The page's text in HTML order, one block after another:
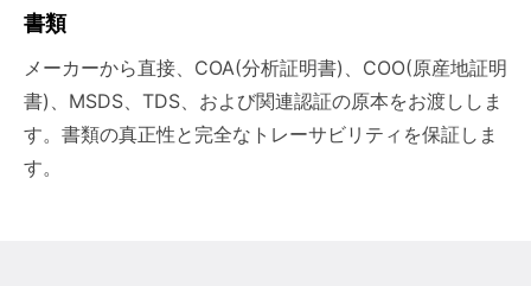
書類
メーカーから直接、COA(分析証明書)、COO(原産地証明
書)、MSDS、TDS、および関連認証の原本をお渡ししま
す。書類の真正性と完全なトレーサビリティを保証しま
す。